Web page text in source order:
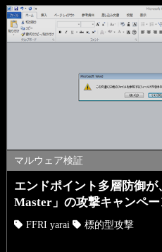
マルウェア検証
エンドポイント多層防御が
Master」の攻撃キャンペ
FFRI yarai 標的型攻撃